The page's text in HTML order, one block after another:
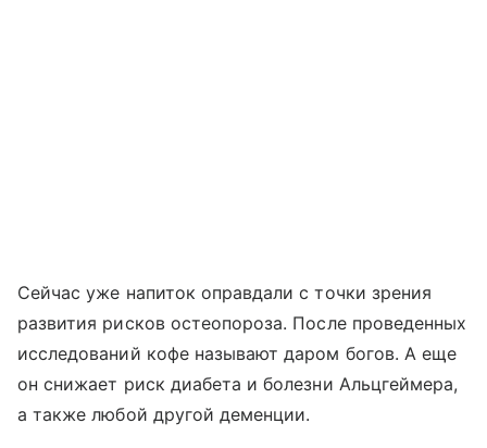
Сейчас уже напиток оправдали с точки зрения
развития рисков остеопороза. После проведенных
исследований кофе называют даром богов. А еще
он снижает риск диабета и болезни Альцгеймера,
а также любой другой деменции.